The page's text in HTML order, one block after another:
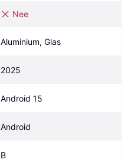
Nee
Aluminium, Glas
2025
Android 15
Android
B